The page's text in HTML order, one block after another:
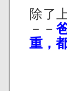
除了
－－
重，